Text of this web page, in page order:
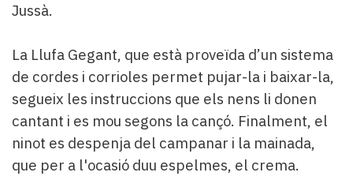
Jussà.
La Llufa Gegant, que està proveïda d’un sistema
de cordes i corrioles permet pujar-la i baixar-la,
segueix les instruccions que els nens li donen
cantant i es mou segons la cançó. Finalment, el
ninot es despenja del campanar i la mainada,
que per a l'ocasió duu espelmes, el crema.